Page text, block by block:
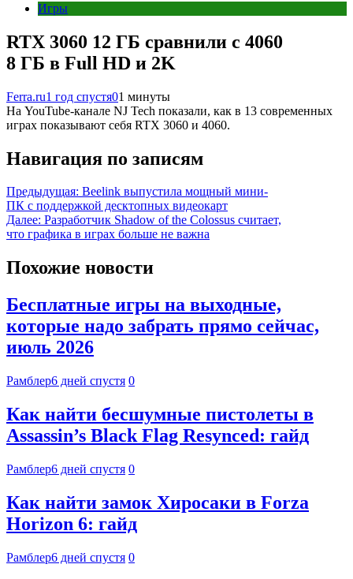
Игры
RTX 3060 12 ГБ сравнили с 4060
8 ГБ в Full HD и 2K
Ferra.ru1 год спустя01 минуты
На YouTube-канале NJ Tech показали, как в 13 современных
играх показывают себя RTX 3060 и 4060.
Навигация по записям
Предыдущая: Beelink выпустила мощный мини-
ПК с поддержкой десктопных видеокарт
Далее: Разработчик Shadow of the Colossus считает,
что графика в играх больше не важна
Похожие новости
Бесплатные игры на выходные,
которые надо забрать прямо сейчас,
июль 2026
Рамблер6 дней спустя 0
Как найти бесшумные пистолеты в
Assassin’s Black Flag Resynced: гайд
Рамблер6 дней спустя 0
Как найти замок Хиросаки в Forza
Horizon 6: гайд
Рамблер6 дней спустя 0